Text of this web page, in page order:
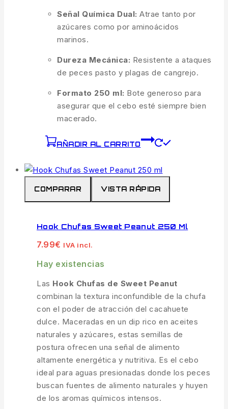
Señal Química Dual: Atrae tanto por
azúcares como por aminoácidos
marinos.
Dureza Mecánica: Resistente a ataques
de peces pasto y plagas de cangrejo.
Formato 250 ml: Bote generoso para
asegurar que el cebo esté siempre bien
macerado.
AÑADIR AL CARRITO
COMPARAR VISTA RÁPIDA
Hook Chufas Sweet Peanut 250 Ml
7.99€ IVA incl.
Hay existencias
Las Hook Chufas de Sweet Peanut
combinan la textura inconfundible de la chufa
con el poder de atracción del cacahuete
dulce. Maceradas en un dip rico en aceites
naturales y azúcares, estas semillas de
postura ofrecen una señal de alimento
altamente energética y nutritiva. Es el cebo
ideal para aguas presionadas donde los peces
buscan fuentes de alimento naturales y huyen
de los aromas químicos intensos.